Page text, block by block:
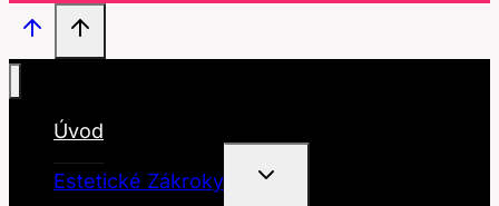
Úvod
Estetické Zákroky
Toggle